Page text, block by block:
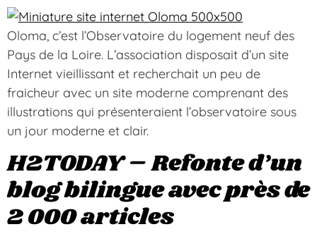
Oloma, c’est l’Observatoire du logement neuf des
Pays de la Loire. L’association disposait d’un site
Internet vieillissant et recherchait un peu de
fraicheur avec un site moderne comprenant des
illustrations qui présenteraient l’observatoire sous
un jour moderne et clair.
H2TODAY – Refonte d’un
blog bilingue avec près de
2 000 articles